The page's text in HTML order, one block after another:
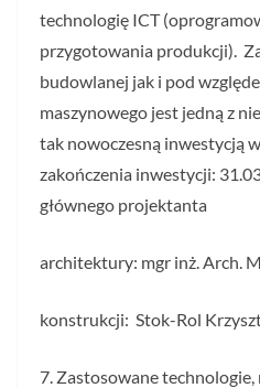
technologię ICT
przygotowania produkcji).
budowlanej jak i pod
maszynowego jest jedną z
tak nowoczesną inwestycją
zakończenia inwestycji:
głównego projektanta
architektury: mgr inż. Arch.
konstrukcji: Stok-Rol
7. Zastosowane technologie,